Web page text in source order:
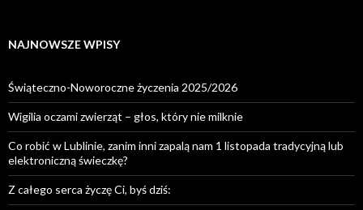
NAJNOWSZE WPISY
Świąteczno-Noworoczne życzenia 2025/2026
Wigilia oczami zwierząt – głos, który nie milknie
Co robić w Lublinie, zanim inni zapalą nam 1 listopada tradycyjną lub
elektroniczną świeczkę?
Z całego serca życzę Ci, byś dziś: